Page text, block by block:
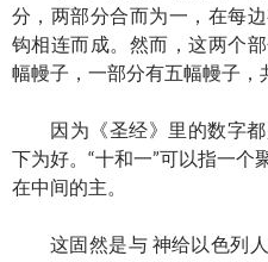
分，两部分合而为一，在每
钩相连而成。然而，这两个
幅幔子，一部分有五幅幔子，
因为《圣经》里的数字
下为好。“十和一”可以指一个
在中间的主。
这固然是与 神给以色列